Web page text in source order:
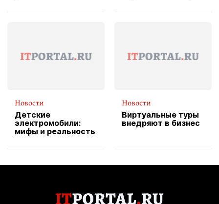
вводит
Новости
Детские
электромобили:
мифы и реальность
Новости
Виртуальные туры
внедряют в бизнес